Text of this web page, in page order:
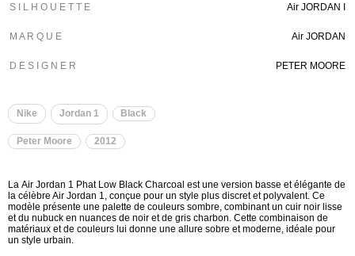
S I L H O U E T T E Air JORDAN I
M A R Q U E Air JORDAN
D E S I G N E R PETER MOORE
Nike Jordan 1 Black
Peter Moore 2012
La Air Jordan 1 Phat Low Black Charcoal est une version basse et élégante de
la célèbre Air Jordan 1, conçue pour un style plus discret et polyvalent. Ce
modèle présente une palette de couleurs sombre, combinant un cuir noir lisse
et du nubuck en nuances de noir et de gris charbon. Cette combinaison de
matériaux et de couleurs lui donne une allure sobre et moderne, idéale pour
un style urbain.